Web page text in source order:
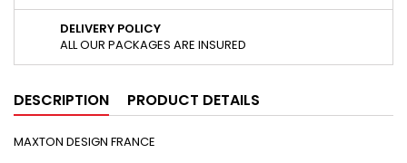
DELIVERY POLICY
ALL OUR PACKAGES ARE INSURED
DESCRIPTION PRODUCT DETAILS
MAXTON DESIGN FRANCE